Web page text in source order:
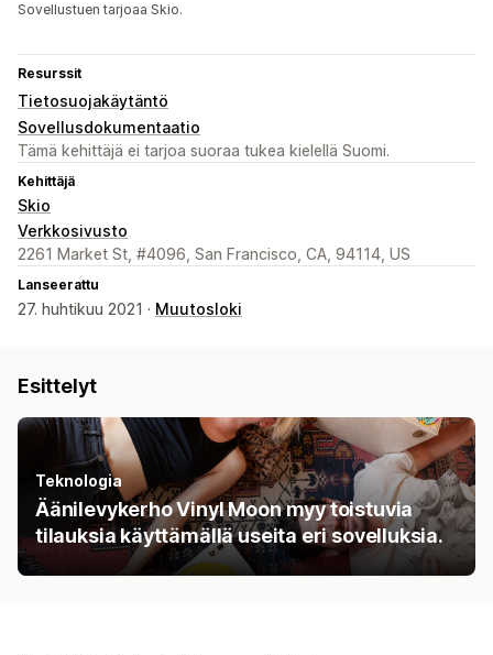
Sovellustuen tarjoaa Skio.
Resurssit
Tietosuojakäytäntö
Sovellusdokumentaatio
Tämä kehittäjä ei tarjoa suoraa tukea kielellä Suomi.
Kehittäjä
Skio
Verkkosivusto
2261 Market St, #4096, San Francisco, CA, 94114, US
Lanseerattu
27. huhtikuu 2021 · Muutosloki
Esittelyt
Teknologia
Äänilevykerho Vinyl Moon myy toistuvia
tilauksia käyttämällä useita eri sovelluksia.